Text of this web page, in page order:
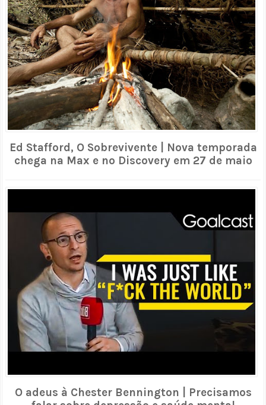
Ed Stafford, O Sobrevivente | Nova temporada
chega na Max e no Discovery em 27 de maio
O adeus à Chester Bennington | Precisamos